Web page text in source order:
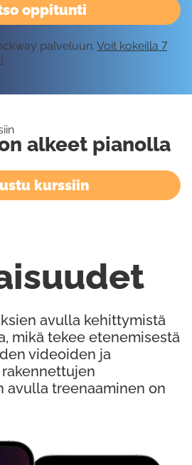
oppitunti
palveluun. Voit kokeilla 7
alkeet pianolla
kurssiin
avulla kehittymistä
mikä tekee etenemisestä
videoiden ja
avulla treenaaminen on